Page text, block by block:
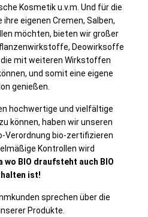
Kosmetik u.v.m. Und für die
eigenen Cremen, Salben,
möchten, bieten wir großer
Deowirksoffe
mit weiteren Wirkstoffen
und somit eine eigene
genießen.
hochwertige und vielfältige
können, haben wir unseren
Verordnung bio-zertifizieren
Kontrollen wird
wo BIO draufsteht auch BIO
ist!
sprechen über die
Produkte.